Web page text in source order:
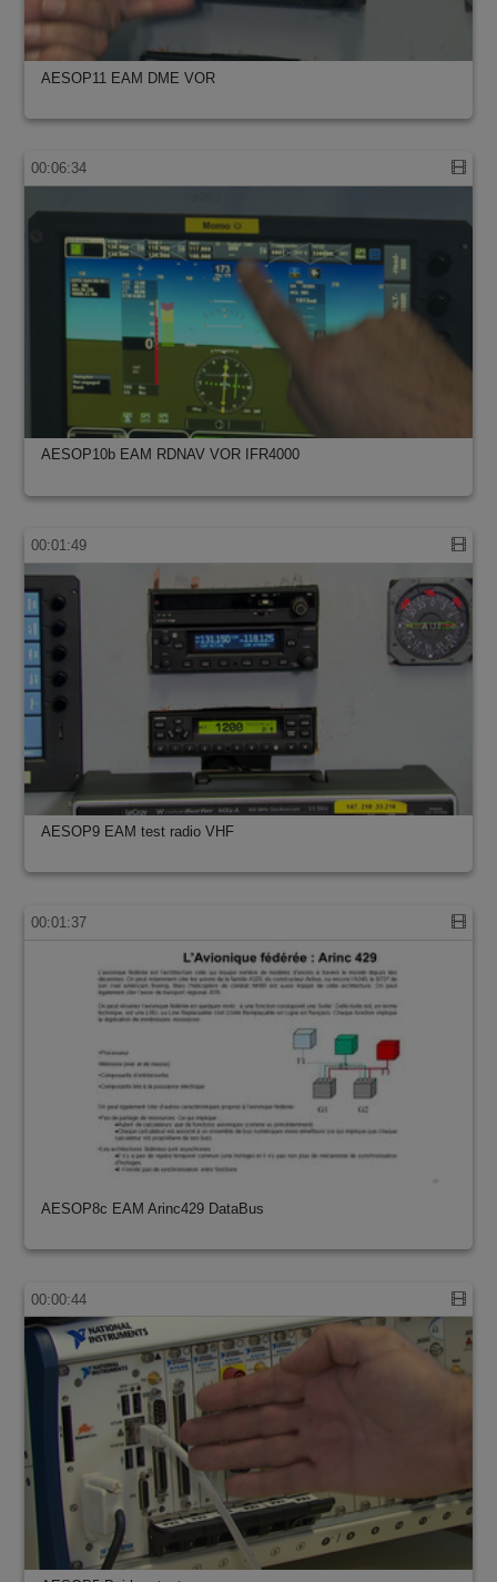
AESOP11 EAM DME VOR
00:06:34
AESOP10b EAM RDNAV VOR IFR4000
00:01:49
AESOP9 EAM test radio VHF
00:01:37
AESOP8c EAM Arinc429 DataBus
00:00:44